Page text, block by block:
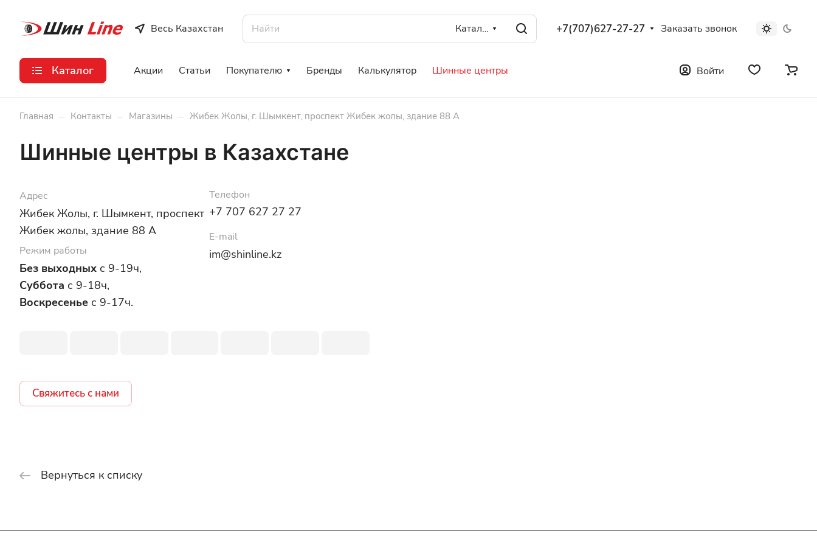
Весь Казахстан Каталог +7(707)627-27-27 Заказать звонок
Каталог Акции Статьи Покупателю Бренды Калькулятор Шинные центры Войти
Главная – Контакты – Магазины – Жибек Жолы, г. Шымкент, проспект Жибек жолы, здание 88 А
Шинные центры в Казахстане
Адрес
Жибек Жолы, г. Шымкент, проспект
Жибек жолы, здание 88 А
Режим работы
Без выходных с 9-19ч,
Суббота с 9-18ч,
Воскресенье с 9-17ч.
Телефон
+7 707 627 27 27
E-mail
im@shinline.kz
Свяжитесь с нами
Вернуться к списку